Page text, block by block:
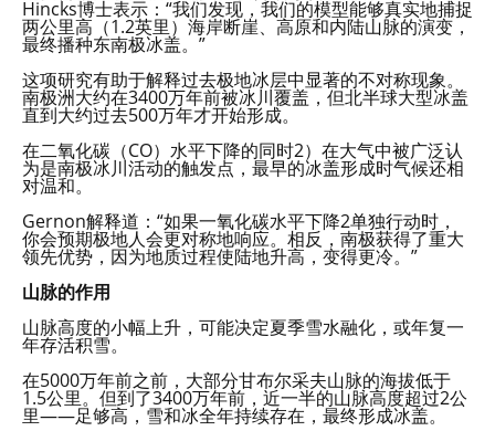
Hincks博士表示：“我们发现，我们的模型能够真实地捕捉
两公里高（1.2英里）海岸断崖、高原和内陆山脉的演变，
最终播种东南极冰盖。”
这项研究有助于解释过去极地冰层中显著的不对称现象。
南极洲大约在3400万年前被冰川覆盖，但北半球大型冰盖
直到大约过去500万年才开始形成。
在二氧化碳（CO）水平下降的同时2）在大气中被广泛认
为是南极冰川活动的触发点，最早的冰盖形成时气候还相
对温和。
Gernon解释道：“如果一氧化碳水平下降2单独行动时，
你会预期极地人会更对称地响应。相反，南极获得了重大
领先优势，因为地质过程使陆地升高，变得更冷。”
山脉的作用
山脉高度的小幅上升，可能决定夏季雪水融化，或年复一
年存活积雪。
在5000万年前之前，大部分甘布尔采夫山脉的海拔低于
1.5公里。但到了3400万年前，近一半的山脉高度超过2公
里——足够高，雪和冰全年持续存在，最终形成冰盖。